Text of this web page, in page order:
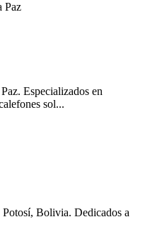
Paz
Especializados en
sol...
Bolivia. Dedicados a